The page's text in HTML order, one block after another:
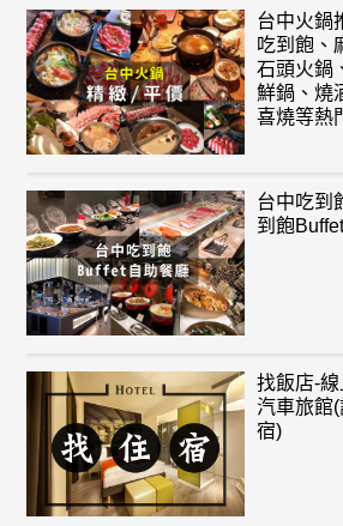
台中火鍋
吃到飽、
石頭火鍋
鮮鍋、燒
喜燒等熱
台中吃到
到飽
找飯店-
汽車旅館
宿)